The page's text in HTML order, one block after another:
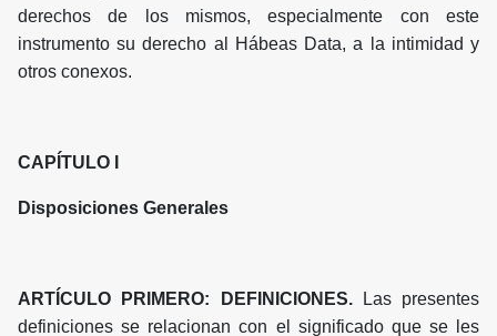
derechos de los mismos, especialmente con este
instrumento su derecho al Hábeas Data, a la intimidad y
otros conexos.
CAPÍTULO I
Disposiciones Generales
ARTÍCULO PRIMERO: DEFINICIONES.Las presentes
definiciones se relacionan con el significado que se les